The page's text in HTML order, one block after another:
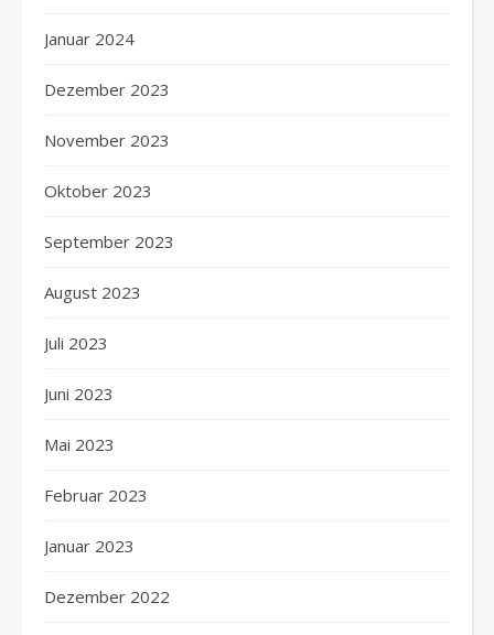
Januar 2024
Dezember 2023
November 2023
Oktober 2023
September 2023
August 2023
Juli 2023
Juni 2023
Mai 2023
Februar 2023
Januar 2023
Dezember 2022